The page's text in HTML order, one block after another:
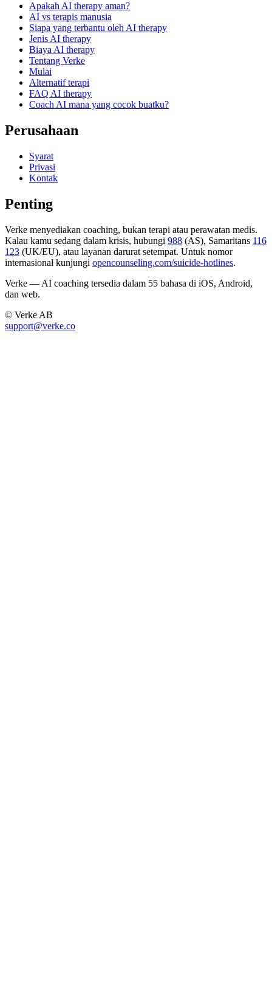
Apakah AI therapy aman?
AI vs terapis manusia
Siapa yang terbantu oleh AI therapy
Jenis AI therapy
Biaya AI therapy
Tentang Verke
Mulai
Alternatif terapi
FAQ AI therapy
Coach AI mana yang cocok buatku?
Perusahaan
Syarat
Privasi
Kontak
Penting
Verke menyediakan coaching, bukan terapi atau perawatan medis.
Kalau kamu sedang dalam krisis, hubungi 988 (AS), Samaritans 116
123 (UK/EU), atau layanan darurat setempat. Untuk nomor
internasional kunjungi opencounseling.com/suicide-hotlines.
Verke — AI coaching tersedia dalam 55 bahasa di iOS, Android,
dan web.
© Verke AB
support@verke.co